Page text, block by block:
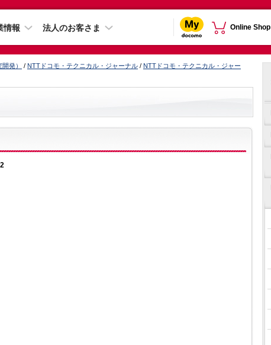
情報 法人のお客さま Online Shop
発） / NTTドコモ・テクニカル・ジャーナル / NTTドコモ・テクニカル・ジャー